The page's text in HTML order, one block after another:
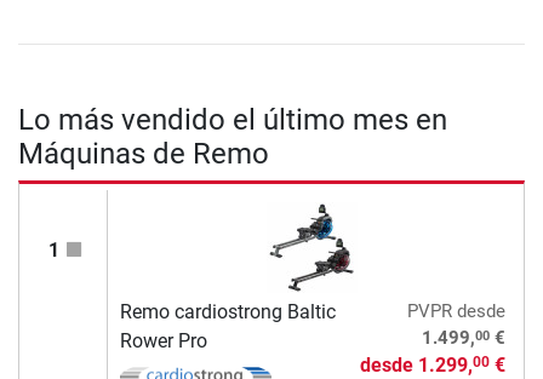
Lo más vendido el último mes en
Máquinas de Remo
1
Remo cardiostrong Baltic
Rower Pro
PVPRdesde
1.499,00€
desde 1.299,00€